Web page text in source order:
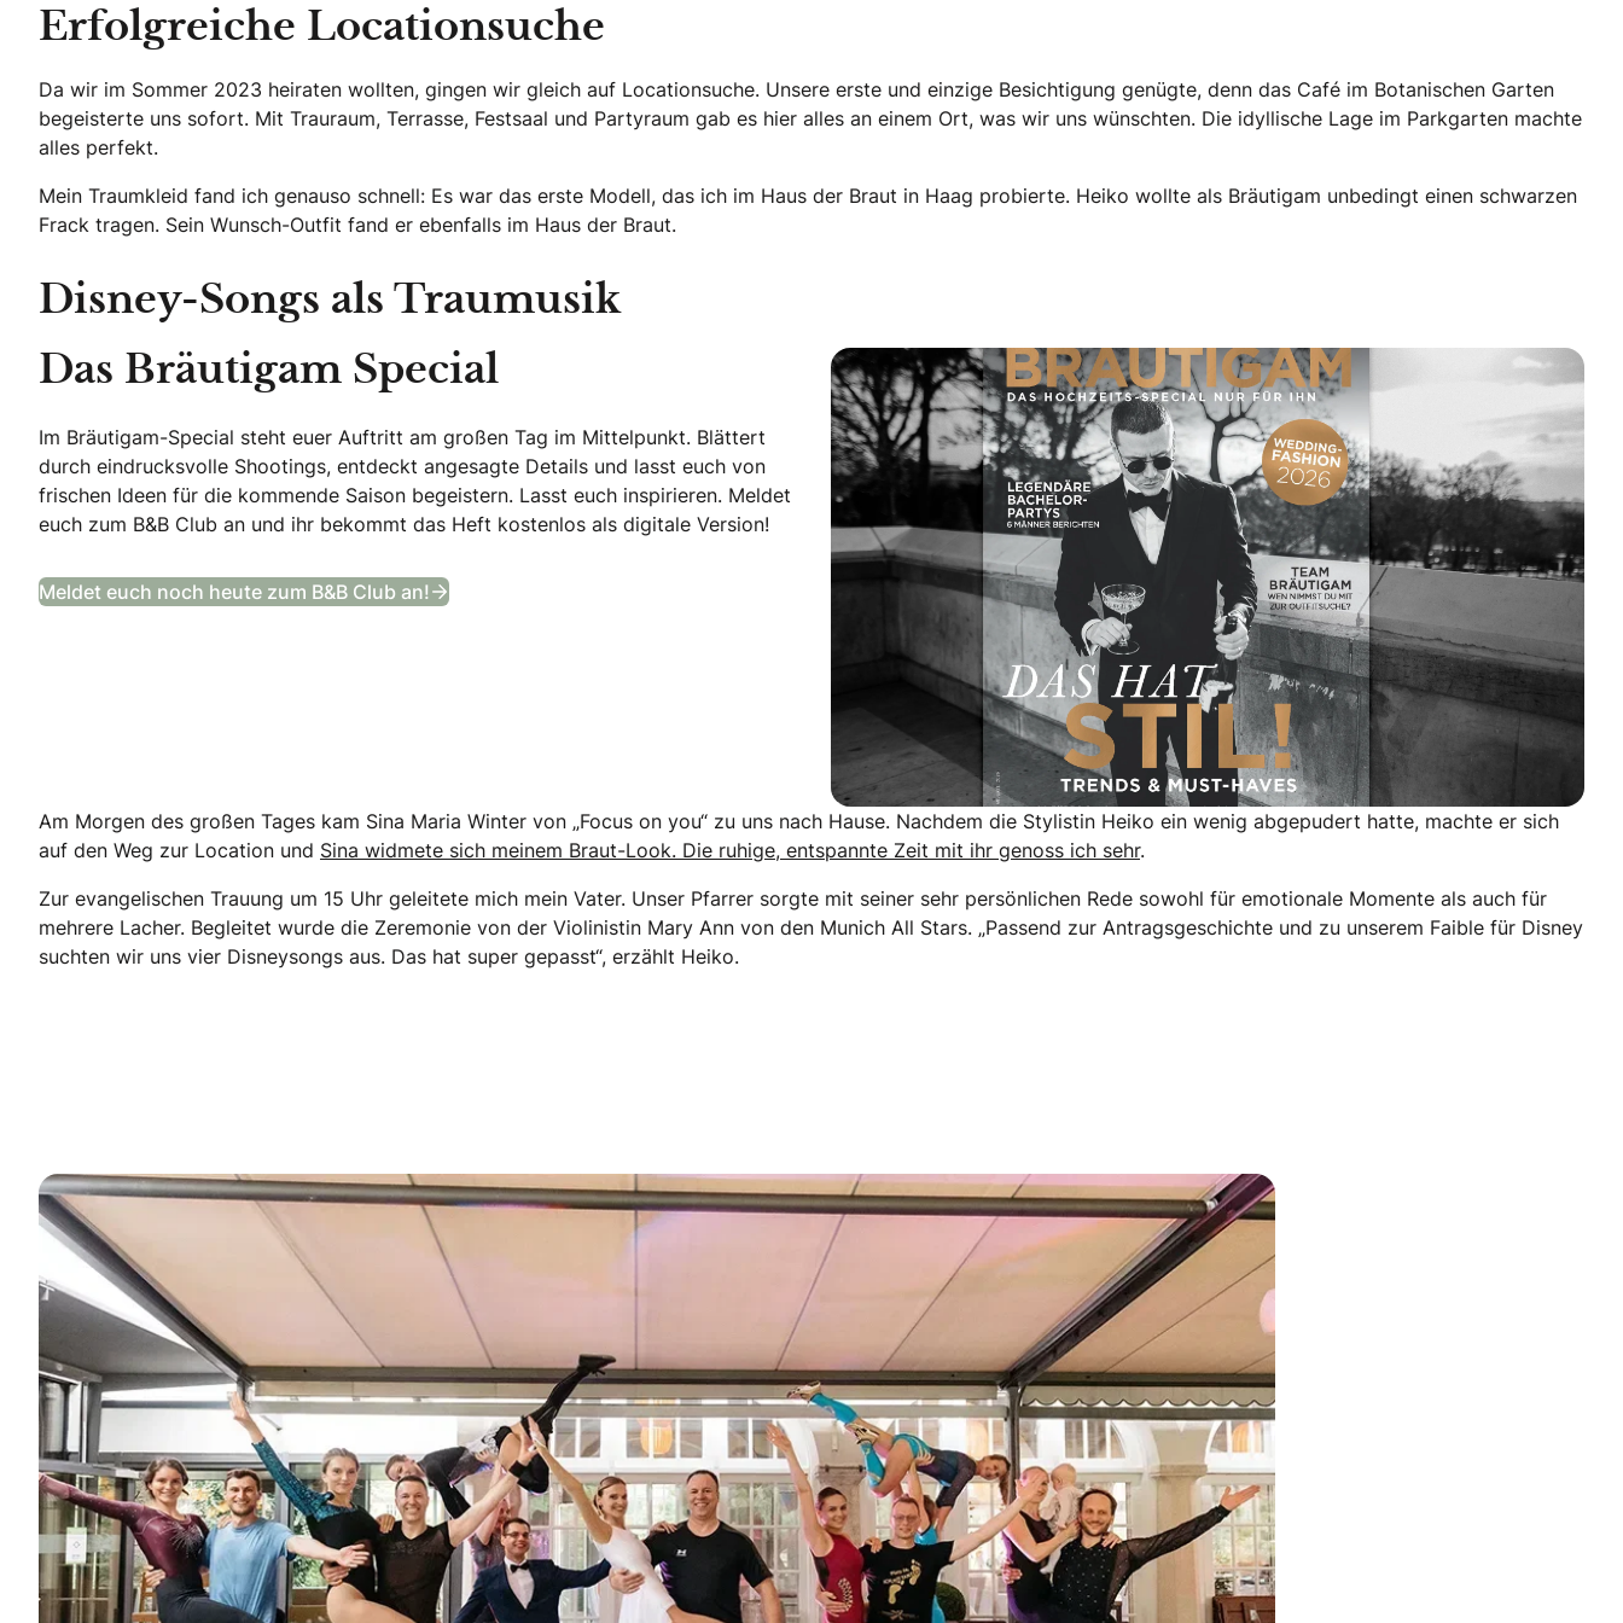
Erfolgreiche Locationsuche
Da wir im Sommer 2023 heiraten wollten, gingen wir gleich auf Locationsuche. Unsere erste und einzige Besichtigung genügte, denn das Café im Botanischen Garten
begeisterte uns sofort. Mit Trauraum, Terrasse, Festsaal und Partyraum gab es hier alles an einem Ort, was wir uns wünschten. Die idyllische Lage im Parkgarten machte
alles perfekt.
Mein Traumkleid fand ich genauso schnell: Es war das erste Modell, das ich im Haus der Braut in Haag probierte. Heiko wollte als Bräutigam unbedingt einen schwarzen
Frack tragen. Sein Wunsch-Outfit fand er ebenfalls im Haus der Braut.
Disney-Songs als Traumusik
Das Bräutigam Special
Im Bräutigam-Special steht euer Auftritt am großen Tag im Mittelpunkt. Blättert
durch eindrucksvolle Shootings, entdeckt angesagte Details und lasst euch von
frischen Ideen für die kommende Saison begeistern. Lasst euch inspirieren. Meldet
euch zum B&B Club an und ihr bekommt das Heft kostenlos als digitale Version!
Meldet euch noch heute zum B&B Club an!
Am Morgen des großen Tages kam Sina Maria Winter von „Focus on you“ zu uns nach Hause. Nachdem die Stylistin Heiko ein wenig abgepudert hatte, machte er sich
auf den Weg zur Location und Sina widmete sich meinem Braut-Look. Die ruhige, entspannte Zeit mit ihr genoss ich sehr.
Zur evangelischen Trauung um 15 Uhr geleitete mich mein Vater. Unser Pfarrer sorgte mit seiner sehr persönlichen Rede sowohl für emotionale Momente als auch für
mehrere Lacher. Begleitet wurde die Zeremonie von der Violinistin Mary Ann von den Munich All Stars. „Passend zur Antragsgeschichte und zu unserem Faible für Disney
suchten wir uns vier Disneysongs aus. Das hat super gepasst“, erzählt Heiko.